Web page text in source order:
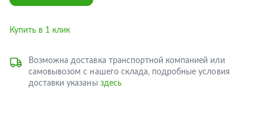
Купить в 1 клик
Возможна доставка транспортной компанией или
самовывозом с нашего склада, подробные условия
доставки указаны здесь